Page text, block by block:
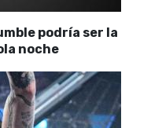
podría ser la
noche